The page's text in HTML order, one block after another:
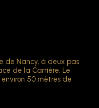
de Nancy, à deux pas
de la Carrière. Le
50 mètres de